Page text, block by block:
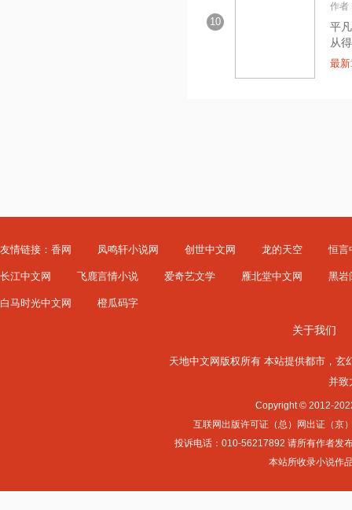
10
作者
平
从
最
友情链接： 香网 凤鸣轩小说网 创世中文网 龙的天空 恒言
长江中文网 飞鹿言情小说 爱奇艺文学 雁北堂中文网 黑岩
白马时光中文网 橙瓜码字
关于我们
天地中文网版权所有 本站提供都市， 玄
并致
Copyright © 2012-
互联网出版许可证（总）网出证（京
投诉电话：010-56217892 请所有作者发
本站所收录小说作